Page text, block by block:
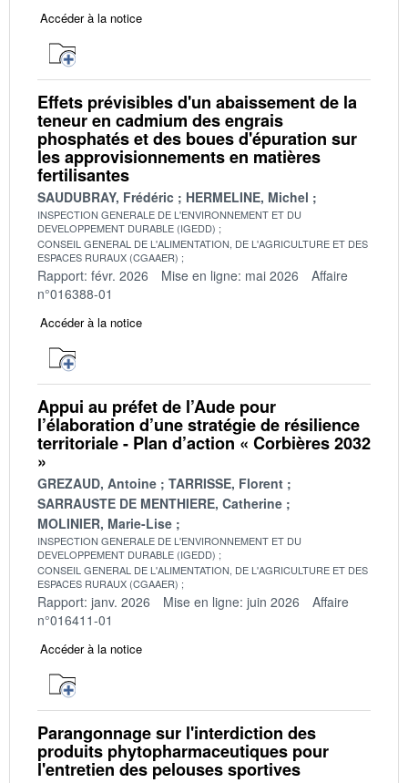
Accéder à la notice
Effets prévisibles d'un abaissement de la
teneur en cadmium des engrais
phosphatés et des boues d'épuration sur
les approvisionnements en matières
fertilisantes
SAUDUBRAY, Frédéric HERMELINE, Michel
INSPECTION GENERALE DE L'ENVIRONNEMENT ET DU
DEVELOPPEMENT DURABLE (IGEDD)
CONSEIL GENERAL DE L'ALIMENTATION, DE L'AGRICULTURE ET DES
ESPACES RURAUX (CGAAER)
Rapport: févr. 2026 Mise en ligne: mai 2026
Affaire
n°016388-01
Accéder à la notice
Appui au préfet de l’Aude pour
l’élaboration d’une stratégie de résilience
territoriale - Plan d’action « Corbières 2032
»
GREZAUD, Antoine
TARRISSE, Florent
SARRAUSTE DE MENTHIERE, Catherine
MOLINIER, Marie-Lise
INSPECTION GENERALE DE L'ENVIRONNEMENT ET DU
DEVELOPPEMENT DURABLE (IGEDD)
CONSEIL GENERAL DE L'ALIMENTATION, DE L'AGRICULTURE ET DES
ESPACES RURAUX (CGAAER)
Rapport: janv. 2026 Mise en ligne: juin 2026
Affaire
n°016411-01
Accéder à la notice
Parangonnage sur l'interdiction des
produits phytopharmaceutiques pour
l'entretien des pelouses sportives